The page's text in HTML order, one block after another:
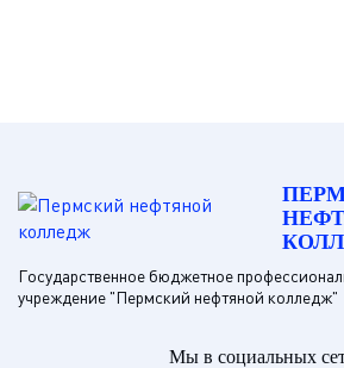
Государственное бюджетное
учреждение "Пермский нефтяной колледж"
Мы в социальных